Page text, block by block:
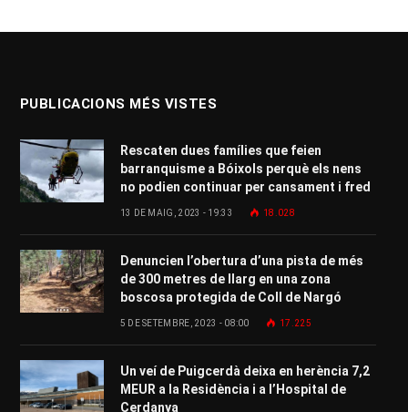
PUBLICACIONS MÉS VISTES
Rescaten dues famílies que feien
barranquisme a Bóixols perquè els nens
no podien continuar per cansament i fred
13 DE MAIG, 2023 - 19:33 18.028
Denuncien l’obertura d’una pista de més
de 300 metres de llarg en una zona
boscosa protegida de Coll de Nargó
5 DE SETEMBRE, 2023 - 08:00 17.225
Un veí de Puigcerdà deixa en herència 7,2
MEUR a la Residència i a l’Hospital de
Cerdanya